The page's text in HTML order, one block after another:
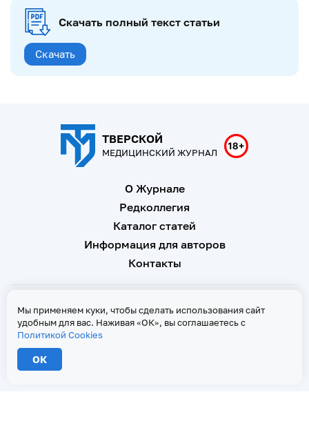
Скачать полный текст статьи
Скачать
ТВЕРСКОЙ
МЕДИЦИНСКИЙ ЖУРНАЛ
О Журнале
Редколлегия
Каталог статей
Информация для авторов
Контакты
При копировании текстов ссылка на страницу-первоисточник обязательна
Свидетельство о регистрации Эл № ФС 77 - 67146 от 16
сентября 2016 г
Мы применяем куки, чтобы сделать использования сайт
удобным для вас. Наживая «ОК», вы соглашаетесь с
Политикой Cookies
ОК